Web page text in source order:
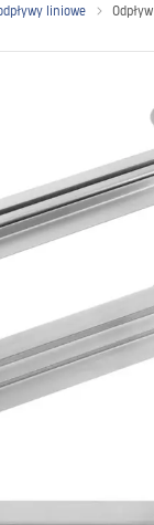
liniowe